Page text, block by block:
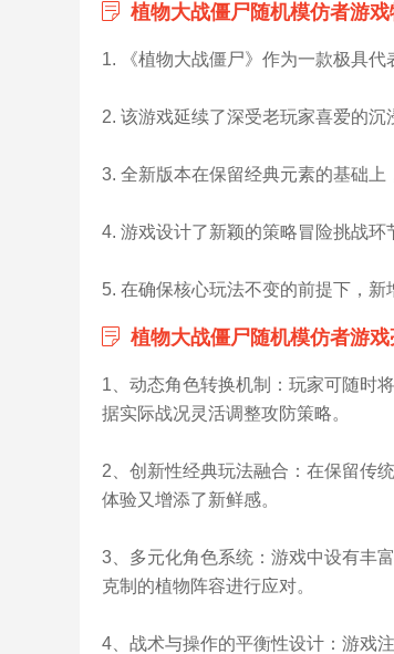
植物大战僵尸随机模仿者游戏
1. 《植物大战僵尸》作为一款极具代
2. 该游戏延续了深受老玩家喜爱的沉
3. 全新版本在保留经典元素的基础上
4. 游戏设计了新颖的策略冒险挑战环
5. 在确保核心玩法不变的前提下，新
植物大战僵尸随机模仿者游戏
1、动态角色转换机制：玩家可随时
据实际战况灵活调整攻防策略。
2、创新性经典玩法融合：在保留传
体验又增添了新鲜感。
3、多元化角色系统：游戏中设有丰
克制的植物阵容进行应对。
4、战术与操作的平衡性设计：游戏